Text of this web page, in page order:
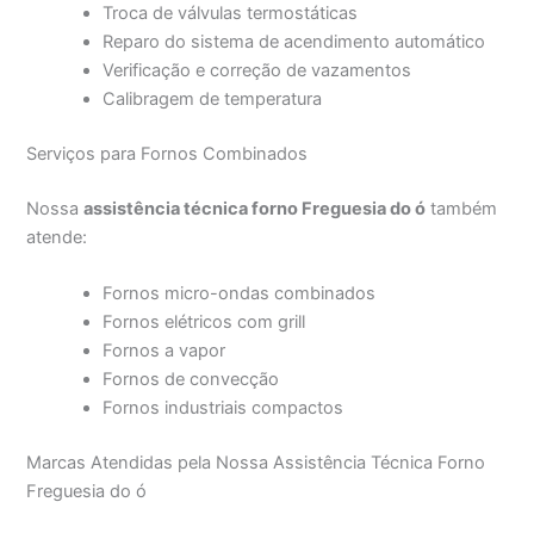
Troca de válvulas termostáticas
Reparo do sistema de acendimento automático
Verificação e correção de vazamentos
Calibragem de temperatura
Serviços para Fornos Combinados
Nossaassistência técnica forno Freguesia do ó também
atende:
Fornos micro-ondas combinados
Fornos elétricos com grill
Fornos a vapor
Fornos de convecção
Fornos industriais compactos
Marcas Atendidas pela Nossa Assistência Técnica Forno
Freguesia do ó